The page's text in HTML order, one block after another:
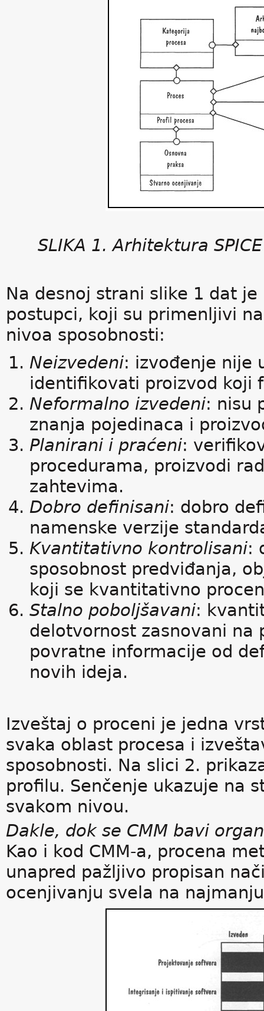
SLIKA 1. Arhitektura
Na desnoj strani slike 1 dat
postupci, koji su primenljivi
nivoa sposobnosti:
Neizvedeni: izvođenje nije
identifikovati proizvod koji
Neformalno izvedeni: nisu
znanja pojedinaca i
Planirani i praćeni:
procedurama, proizvodi
zahtevima.
Dobro definisani: dobro
namenske verzije
Kvantitativno kontrolisani:
sposobnost predviđanja,
koji se kvantitativno
Stalno poboljšavani:
delotvornost zasnovani
povratne informacije od
novih ideja.
Izveštaj o proceni je jedna
svaka oblast procesa i
sposobnosti. Na slici 2.
profilu. Senčenje ukazuje na
svakom nivou.
Dakle, dok se CMM bavi
Kao i kod CMM-a, procena
unapred pažljivo propisan
ocenjivanju svela na